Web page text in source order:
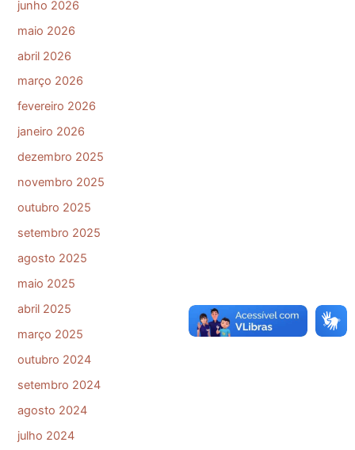
junho 2026
maio 2026
abril 2026
março 2026
fevereiro 2026
janeiro 2026
dezembro 2025
novembro 2025
outubro 2025
setembro 2025
agosto 2025
maio 2025
abril 2025
março 2025
outubro 2024
setembro 2024
agosto 2024
julho 2024